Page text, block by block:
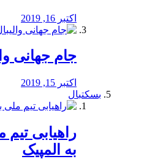
اکتبر 16, 2019
جام جهانی
اکتبر 15, 2019
بسکتبال
راهیابی تیم
به المپیک